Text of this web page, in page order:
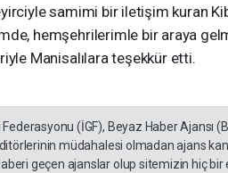
samimi bir iletişim kuran
hemşehrilerimle bir araya
Manisalılara teşekkür etti.
(İGF), Beyaz Haber Ajansı
müdahalesi olmadan ajans
geçen ajanslar olup sitemizin hiç